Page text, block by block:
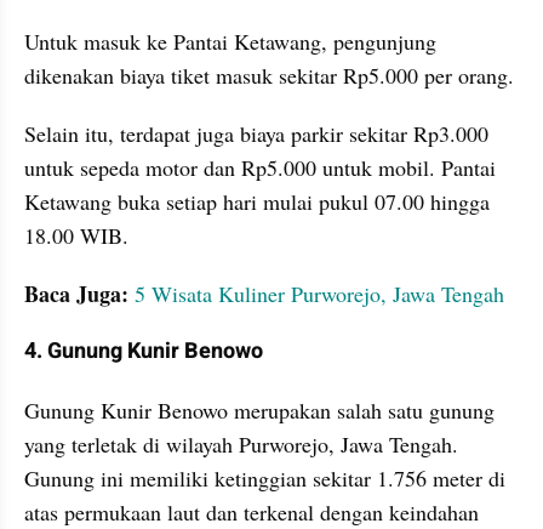
Untuk masuk ke Pantai Ketawang, pengunjung
Selain itu, terdapat juga biaya parkir sekitar Rp3.000
untuk sepeda motor dan Rp5.000 untuk mobil. Pantai
Ketawang buka setiap hari mulai pukul 07.00 hingga
18.00 WIB.
Baca Juga: 5 Wisata Kuliner Purworejo, Jawa Tengah
4. Gunung Kunir Benowo
Gunung Kunir Benowo merupakan salah satu gunung
yang terletak di wilayah Purworejo, Jawa Tengah.
Gunung ini memiliki ketinggian sekitar 1.756 meter di
atas permukaan laut dan terkenal dengan keindahan